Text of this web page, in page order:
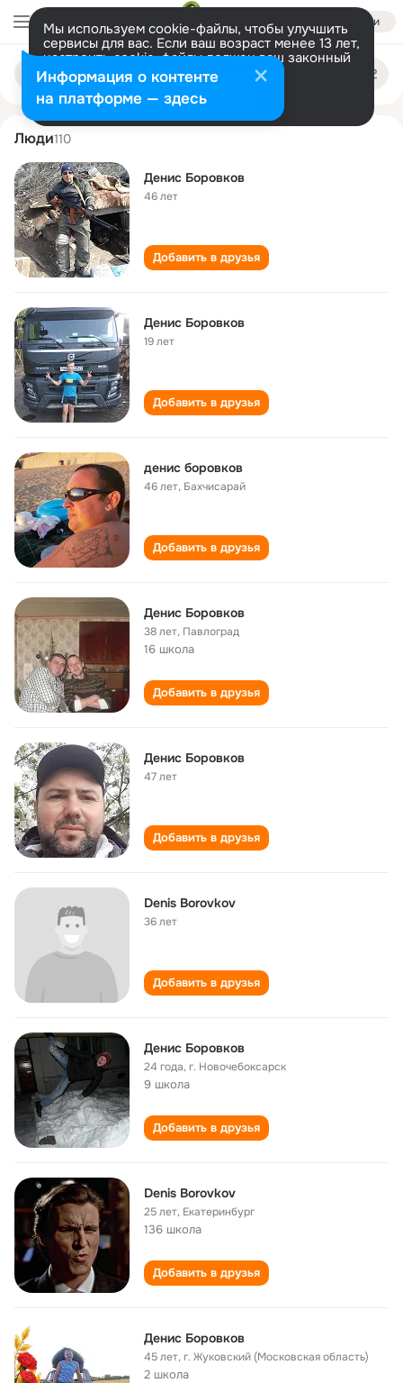
Войти
Мы используем cookie-файлы, чтобы улучшить
сервисы для вас. Если ваш возраст менее 13 лет,
настроить cookie-файлы должен ваш законный
представитель. Больше информации
Разрешить все Настроить
Поиск
людям
denis borovkov
Люди110
Денис Боровков
46 лет
Добавить в друзья
Денис Боровков
19 лет
Добавить в друзья
денис боровков
46 лет, Бахчисарай
Добавить в друзья
Денис Боровков
38 лет, Павлоград
16 школа
Добавить в друзья
Денис Боровков
47 лет
Добавить в друзья
Denis Borovkov
36 лет
Добавить в друзья
Денис Боровков
24 года,г. Новочебоксарск
9 школа
Добавить в друзья
Denis Borovkov
25 лет, Екатеринбург
136 школа
Добавить в друзья
Денис Боровков
45 лет,г. Жуковский (Московская область)
2 школа
Информация о контенте
на платформе — здесь